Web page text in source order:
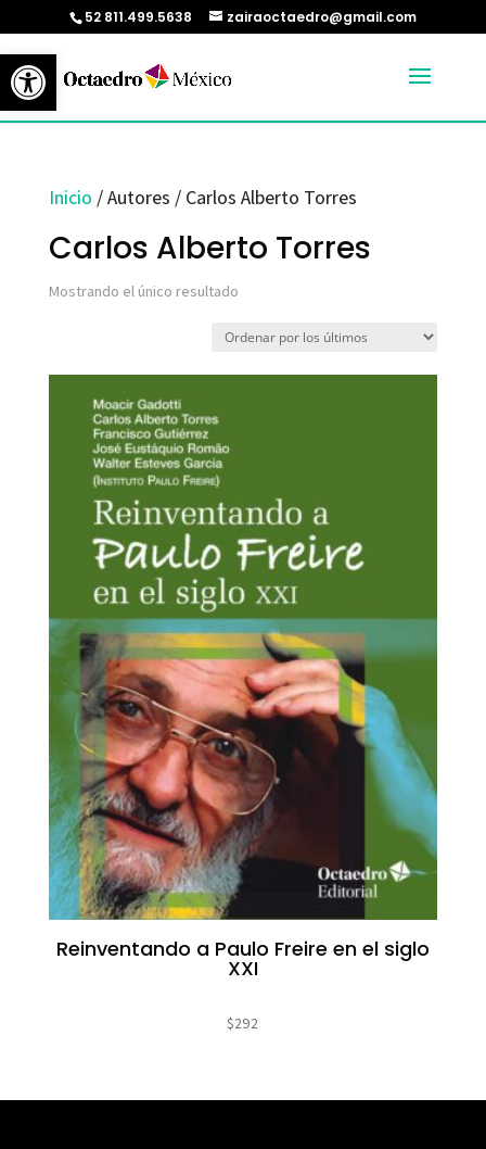
Abrir barra de herramientas
52 811.499.5638 zairaoctaedro@gmail.com
Inicio / Autores / Carlos Alberto Torres
Carlos Alberto Torres
Mostrando el único resultado
Reinventando a Paulo Freire en el siglo
XXI
$292